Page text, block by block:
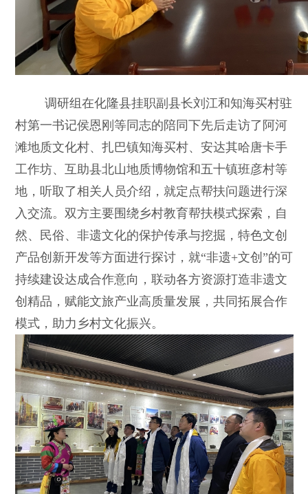
调研组在化隆县挂职副县长刘江和知海买村驻
村第一书记侯恩刚等同志的陪同下先后走访了阿河
滩地质文化村、扎巴镇知海买村、安达其哈唐卡手
工作坊、互助县北山地质博物馆和五十镇班彦村等
地，听取了相关人员介绍，就定点帮扶问题进行深
入交流。双方主要围绕乡村教育帮扶模式探索，自
然、民俗、非遗文化的保护传承与挖掘，特色文创
产品创新开发等方面进行探讨，就“非遗+文创”的可
持续建设达成合作意向，联动各方资源打造非遗文
创精品，赋能文旅产业高质量发展，共同拓展合作
模式，助力乡村文化振兴。